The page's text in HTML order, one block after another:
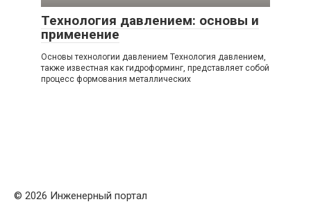
Технология давлением: основы и
применение
Основы технологии давлением Технология давлением,
также известная как гидроформинг, представляет собой
процесс формования металлических
© 2026 Инженерный портал